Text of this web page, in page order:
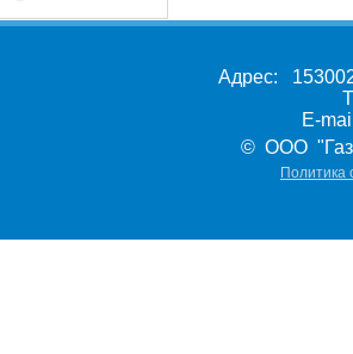
Адрес:
E-
© ООО
Политика